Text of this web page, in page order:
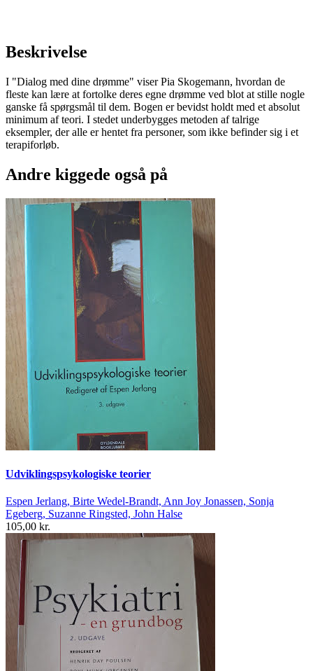
Beskrivelse
I "Dialog med dine drømme" viser Pia Skogemann, hvordan de
fleste kan lære at fortolke deres egne drømme ved blot at stille nogle
ganske få spørgsmål til dem. Bogen er bevidst holdt med et absolut
minimum af teori. I stedet underbygges metoden af talrige
eksempler, der alle er hentet fra personer, som ikke befinder sig i et
terapiforløb.
Andre kiggede også på
Udviklingspsykologiske teorier
Espen Jerlang, Birte Wedel-Brandt, Ann Joy Jonassen, Sonja
Egeberg, Suzanne Ringsted, John Halse
105,00 kr.